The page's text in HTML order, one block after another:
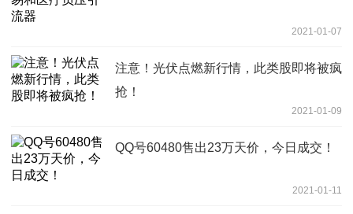
2021-01-07
注意！光伏点燃新行情，此类股即将被疯
抢！
2021-01-09
QQ号60480售出23万天价，今日成交！
2021-01-11